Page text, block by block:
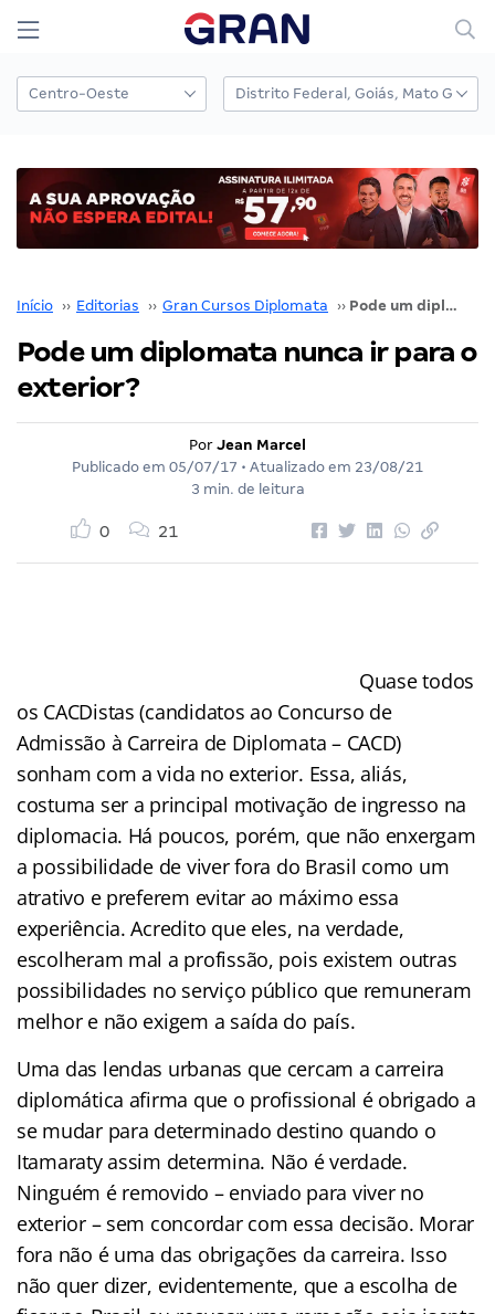
Início ›› Editorias ›› Gran Cursos Diplomata ›› Pode um diplomata nunca ir para o exterior?
Pode um diplomata nunca ir para o
exterior?
Por Jean Marcel
Publicado em 05/07/17 • Atualizado em 23/08/21
3 min. de leitura
0 21
Quase todos
os CACDistas (candidatos ao Concurso de
Admissão à Carreira de Diplomata – CACD)
sonham com a vida no exterior. Essa, aliás,
costuma ser a principal motivação de ingresso na
diplomacia. Há poucos, porém, que não enxergam
a possibilidade de viver fora do Brasil como um
atrativo e preferem evitar ao máximo essa
experiência. Acredito que eles, na verdade,
escolheram mal a profissão, pois existem outras
possibilidades no serviço público que remuneram
melhor e não exigem a saída do país.
Uma das lendas urbanas que cercam a carreira
diplomática afirma que o profissional é obrigado a
se mudar para determinado destino quando o
Itamaraty assim determina. Não é verdade.
Ninguém é removido – enviado para viver no
exterior – sem concordar com essa decisão. Morar
fora não é uma das obrigações da carreira. Isso
não quer dizer, evidentemente, que a escolha de